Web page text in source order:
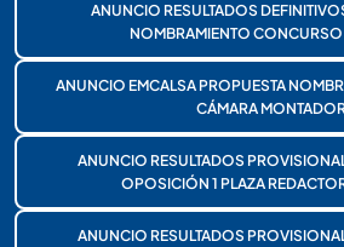
ANUNCIO RESULTADOS
NOMBRAMIENTO CONCURSO
ANUNCIO EMCALSA PROPUESTA
CÁMARA
ANUNCIO RESULTADOS
OPOSICIÓN 1 PLAZA
ANUNCIO RESULTADOS